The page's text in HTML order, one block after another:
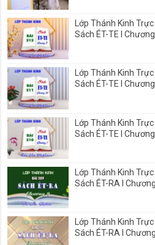
Lớp Thánh Kinh
Sách ÉT-TE I
Lớp Thánh Kinh
Sách ÉT-TE I
Lớp Thánh Kinh
Sách ÉT-TE I
Lớp Thánh Kinh
Sách ÉT-RA I
Lớp Thánh Kinh
Sách ÉT-RA I